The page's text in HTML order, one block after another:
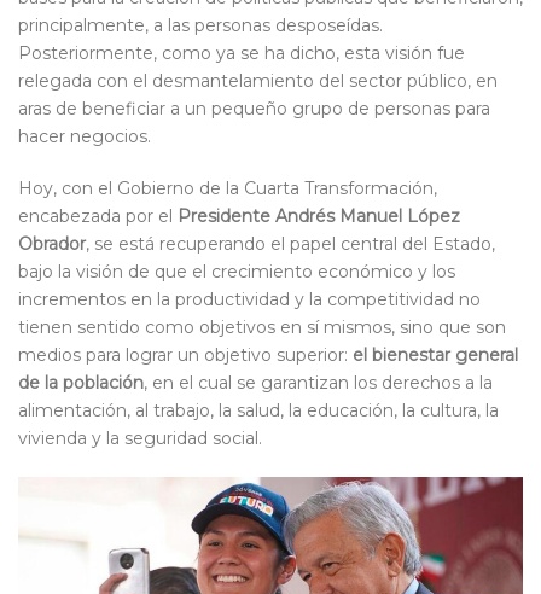
principalmente, a las personas desposeídas.
Posteriormente, como ya se ha dicho, esta visión fue
relegada con el desmantelamiento del sector público, en
aras de beneficiar a un pequeño grupo de personas para
hacer negocios.
Hoy, con el Gobierno de la Cuarta Transformación,
encabezada por el Presidente Andrés Manuel López
Obrador, se está recuperando el papel central del Estado,
bajo la visión de que el crecimiento económico y los
incrementos en la productividad y la competitividad no
tienen sentido como objetivos en sí mismos, sino que son
medios para lograr un objetivo superior: el bienestar general
de la población, en el cual se garantizan los derechos a la
alimentación, al trabajo, la salud, la educación, la cultura, la
vivienda y la seguridad social.